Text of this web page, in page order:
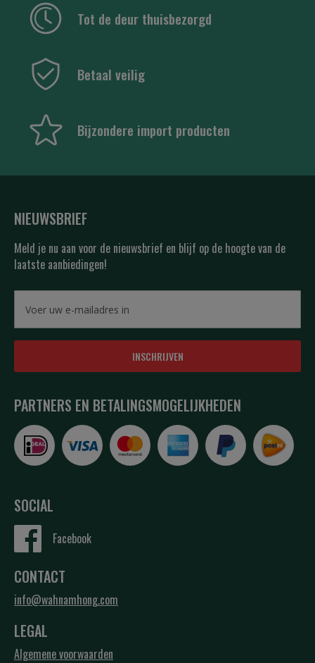
Tot de deur thuisbezorgd
Betaal veilig
Bijzondere import producten
NIEUWSBRIEF
Meld je nu aan voor de nieuwsbrief en blijf op de hoogte van de
laatste aanbiedingen!
INSCHRIJVEN
PARTNERS EN BETALINGSMOGELIJKHEDEN
SOCIAL
Facebook
CONTACT
info@wahnamhong.com
LEGAL
Algemene voorwaarden